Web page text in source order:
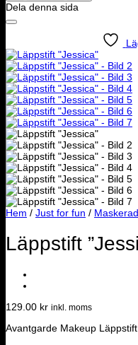
Dela denna sida
Hem / Just for fun / Maskerad
Läppstift
129.00 kr inkl. moms
Avantgarde Makeup Läppstift